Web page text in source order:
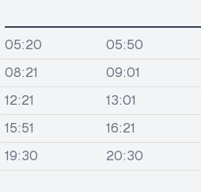
05:20 05:50
08:21
09:01
12:21
13:01
15:51
16:21
19:30
20:30